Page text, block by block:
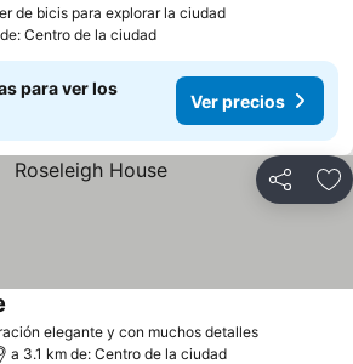
de bicis para explorar la ciudad
Centro de la ciudad
para ver los
Ver precios
Compartir
elegante y con muchos detalles
a 3.1 km de: Centro de la ciudad